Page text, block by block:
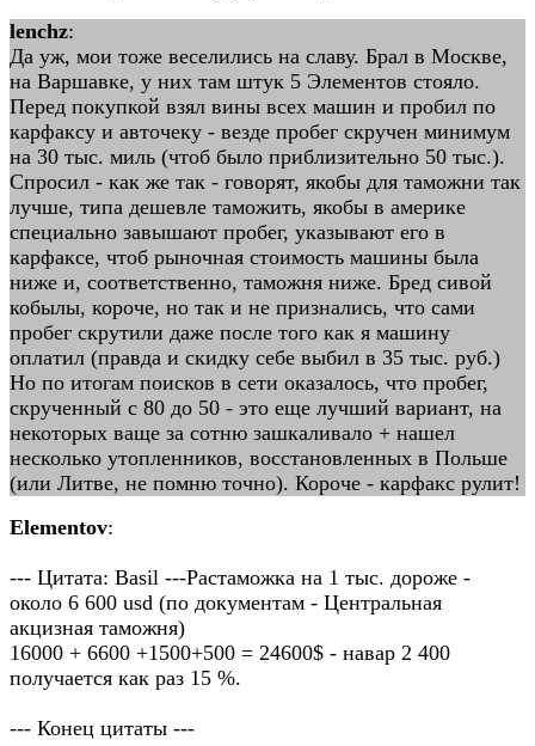
lenchz:
Да уж, мои тоже веселились на славу. Брал в Москве,
на Варшавке, у них там штук 5 Элементов стояло.
Перед покупкой взял вины всех машин и пробил по
карфаксу и авточеку - везде пробег скручен минимум
на 30 тыс. миль (чтоб было приблизительно 50 тыс.).
Спросил - как же так - говорят, якобы для таможни так
лучше, типа дешевле таможить, якобы в америке
специально завышают пробег, указывают его в
карфаксе, чтоб рыночная стоимость машины была
ниже и, соответственно, таможня ниже. Бред сивой
кобылы, короче, но так и не признались, что сами
пробег скрутили даже после того как я машину
оплатил (правда и скидку себе выбил в 35 тыс. руб.)
Но по итогам поисков в сети оказалось, что пробег,
скрученный с 80 до 50 - это еще лучший вариант, на
некоторых ваще за сотню зашкаливало + нашел
несколько утопленников, восстановленных в Польше
(или Литве, не помню точно). Короче - карфакс рулит!
Elementov:
--- Цитата: Basil ---Растаможка на 1 тыс. дороже -
около 6 600 usd (по документам - Центральная
акцизная таможня)
16000 + 6600 +1500+500 = 24600$ - навар 2 400
получается как раз 15 %.
--- Конец цитаты ---